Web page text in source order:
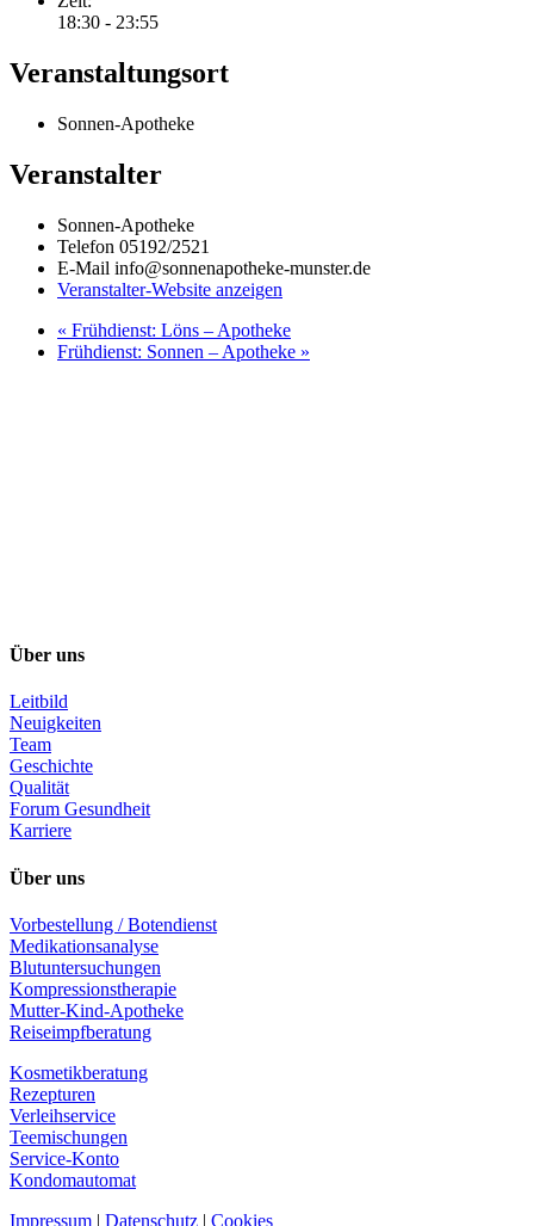
18:30 - 23:55
Veranstaltungsort
Sonnen-Apotheke
Veranstalter
Sonnen-Apotheke
Telefon 05192/2521
E-Mail info@sonnenapotheke-munster.de
Veranstalter-Website anzeigen
« Frühdienst: Löns – Apotheke
Frühdienst: Sonnen – Apotheke »
Über uns
Leitbild
Neuigkeiten
Team
Geschichte
Qualität
Forum Gesundheit
Karriere
Über uns
Vorbestellung / Botendienst
Medikationsanalyse
Blutuntersuchungen
Kompressionstherapie
Mutter-Kind-Apotheke
Reiseimpfberatung
Kosmetikberatung
Rezepturen
Verleihservice
Teemischungen
Service-Konto
Kondomautomat
Impressum | Datenschutz | Cookies